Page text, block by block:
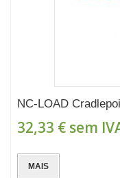
NC-LOAD
32,33 € sem
MAIS